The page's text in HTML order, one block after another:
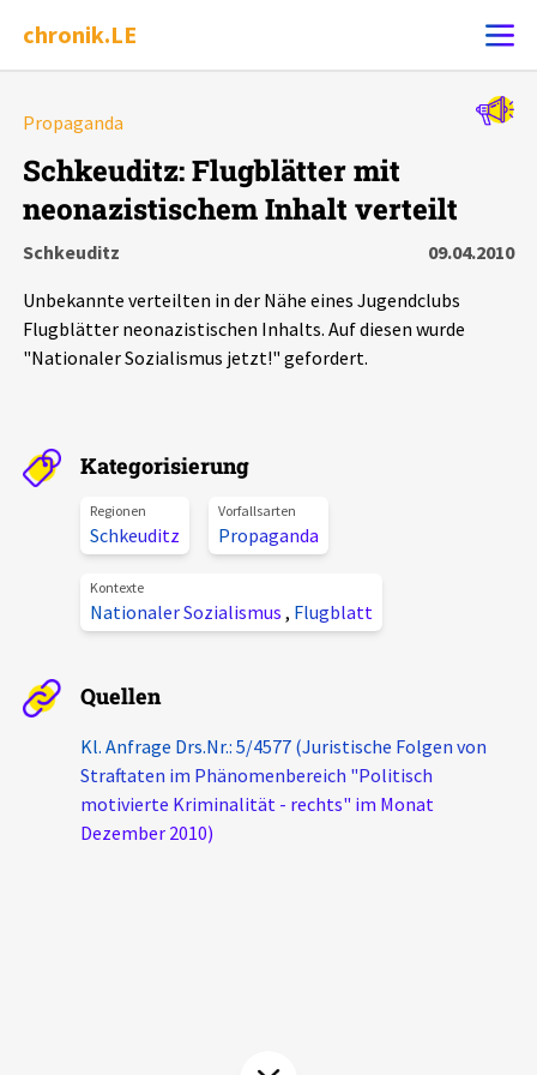
chronik.LE
Chronik
Leipziger Zustände
Phänomene
Alle Beiträge
Veranstaltungen
Podcasts
Projektbeschreibung
Kontakt
Unterstützer_innen
Propaganda
Schkeuditz: Flugblätter mit
neonazistischem Inhalt verteilt
Schkeuditz
09.04.2010
Unbekannte verteilten in der Nähe eines Jugendclubs
Flugblätter neonazistischen Inhalts. Auf diesen wurde
"Nationaler Sozialismus jetzt!" gefordert.
Kategorisierung
Regionen
Schkeuditz
Vorfallsarten
Propaganda
Kontexte
Nationaler Sozialismus , Flugblatt
Quellen
Kl. Anfrage Drs.Nr.: 5/4577 (Juristische Folgen von
Straftaten im Phänomenbereich "Politisch
motivierte Kriminalität - rechts" im Monat
Dezember 2010)
Alle Ereignisse
7502Ereignisse
Ereignisse Statistik